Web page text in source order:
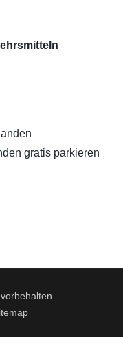
gratis parkieren